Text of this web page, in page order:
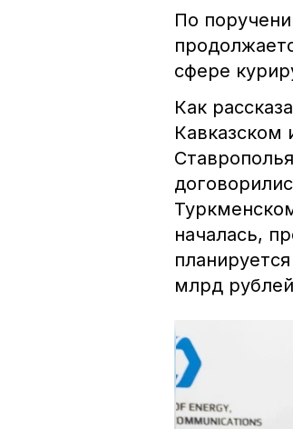
По
сфере
Как
Кавказском
началась,
млрд